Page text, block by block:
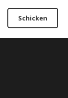
Schicken